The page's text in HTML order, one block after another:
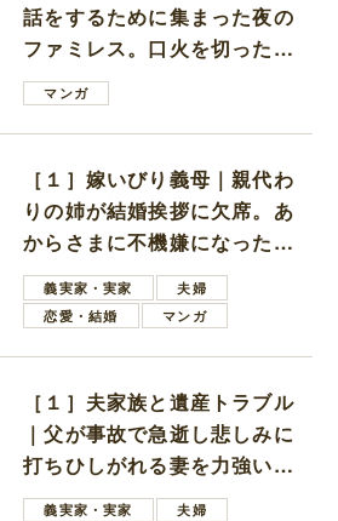
話をするために集まった夜の
ファミレス。口火を切ったの
は電車好きの男の子ママ
マンガ
［１］嫁いびり義母｜親代わ
りの姉が結婚挨拶に欠席。あ
からさまに不機嫌になった義
母義実家・実家
夫婦
恋愛・結婚
マンガ
［１］夫家族と遺産トラブル
｜父が事故で急逝し悲しみに
打ちひしがれる妻を力強い言
葉で励ます夫
義実家・実家
夫婦